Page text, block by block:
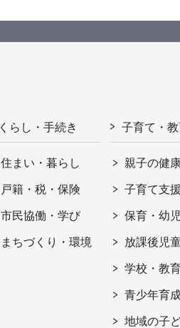
くらし・手続き
住まい・暮らし
戸籍・税・保険
市民協働・学び
まちづくり・環境
子育て・
親子の健
子育て支
保育・幼
放課後児
学校・教
青少年育
地域の子